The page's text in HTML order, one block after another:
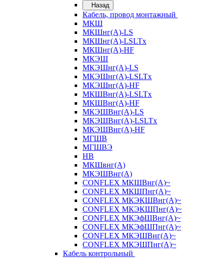
Назад
Кабель, провод монтажный
МКШ
МКШнг(А)-LS
МКШнг(А)-LSLTx
МКШнг(А)-HF
МКЭШ
МКЭШнг(А)-LS
МКЭШнг(А)-LSLTx
МКЭШнг(А)-HF
МКШВнг(A)-LSLTx
МКШВнг(А)-HF
МКЭШВнг(А)-LS
МКЭШВнг(A)-LSLTx
МКЭШВнг(А)-HF
МГШВ
МГШВЭ
НВ
МКШвнг(А)
МКЭШВнг(А)
CONFLEX МКШВнг(А)~
CONFLEX МКШПнг(А)~
CONFLEX МКЭКШВнг(А)~
CONFLEX МКЭКШПнг(А)~
CONFLEX МКЭфШВнг(А)~
CONFLEX МКЭфШПнг(А)~
CONFLEX МКЭШВнг(А)~
CONFLEX МКЭШПнг(А)~
Кабель контрольный